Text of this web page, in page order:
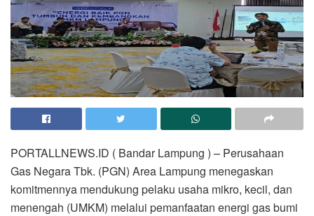
PORTALLNEWS.ID ( Bandar Lampung ) – Perusahaan
Gas Negara Tbk. (PGN) Area Lampung menegaskan
komitmennya mendukung pelaku usaha mikro, kecil, dan
menengah (UMKM) melalui pemanfaatan energi gas bumi